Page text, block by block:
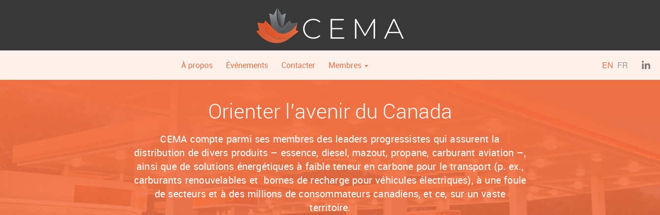
EN FR
À propos Événements Contacter Membres
Orienter l’avenir du Canada
CEMA compte parmi ses membres des leaders progressistes qui assurent la
distribution de divers produits – essence, diesel, mazout, propane, carburant aviation –,
ainsi que de solutions énergétiques à faible teneur en carbone pour le transport (p. ex.,
carburants renouvelables et bornes de recharge pour véhicules électriques), à une foule
de secteurs et à des millions de consommateurs canadiens, et ce, sur un vaste
territoire.